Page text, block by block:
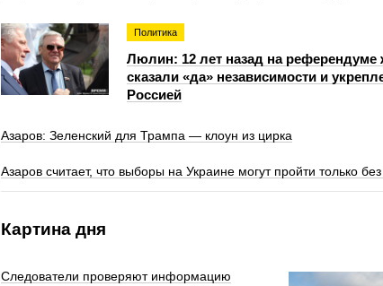
Политика
Люлин: 12 лет назад на референдуме
сказали «да» независимости и
Россией
Азаров: Зеленский для Трампа — клоун из цирка
Азаров считает, что выборы на Украине могут пройти только
Картина дня
Следователи проверяют информацию